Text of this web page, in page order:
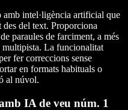
intel·ligència artificial que
del text. Proporciona
paraules de farciment, a més
multipista. La funcionalitat
fer correccions sense
en formats habituals o
al núvol.
IA de veu núm. 1